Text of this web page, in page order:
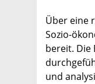
Über eine
Sozio-
bereit. Die
und